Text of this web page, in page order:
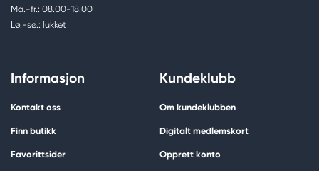
Ma.-fr.: 08.00-18.00
Lø.-sø.: lukket
Informasjon
Kontakt oss
Finn butikk
Favorittsider
Kundeklubb
Om kundeklubben
Digitalt medlemskort
Opprett konto